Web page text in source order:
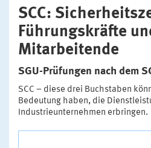
SCC:
Führungskräfte
Mitarbeitende
SGU-Prüfungen nach dem
SCC – diese drei Buchstaben
Bedeutung haben, die
Industrieunternehmen erbringen.